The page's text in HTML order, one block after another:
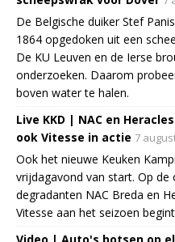
De Belgische duiker Stef
1864 opgedoken uit een
De KU Leuven en de Ierse
onderzoeken. Daarom
boven water te halen.
Live KKD | NAC en
ook Vitesse in actie 7
Ook het nieuwe Keuken
vrijdagavond van start. Op de
degradanten NAC Breda en
Vitesse aan het seizoen